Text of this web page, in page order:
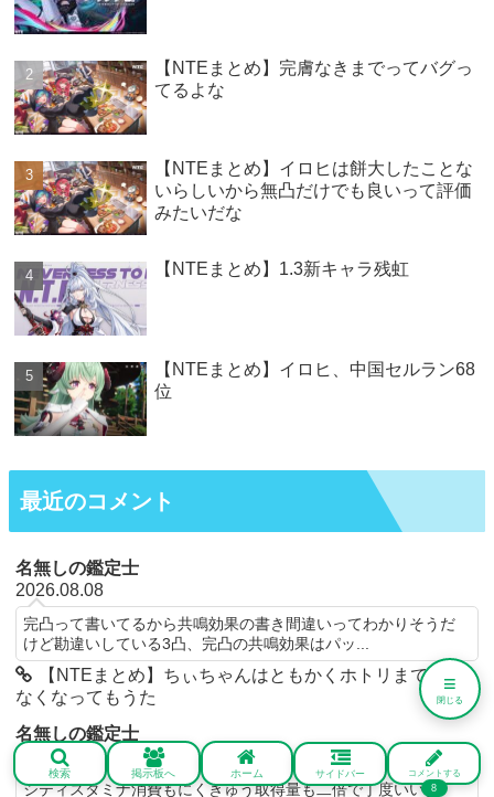
【NTEまとめ】完膚なきまでってバグっ
てるよな
【NTEまとめ】イロヒは餅大したことな
いらしいから無凸だけでも良いって評価
みたいだな
【NTEまとめ】1.3新キャラ残虹
【NTEまとめ】イロヒ、中国セルラン68
位
最近のコメント
名無しの鑑定士
2026.08.08
完凸って書いてるから共鳴効果の書き間違いってわかりそうだ
けど勘違いしている3凸、完凸の共鳴効果はパッ...
【NTEまとめ】ちぃちゃんはともかくホトリまで使わ
なくなってもうた
名無しの鑑定士
2026.08.08
シティスタミナ消費もにくきゅう取得量も二倍で丁度いいよ
検索 掲示板へ ホーム サイドバー コメントする
8
≡
閉じる